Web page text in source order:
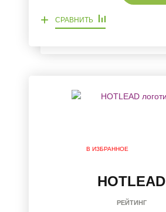
+ СРАВНИТЬ
В ИЗБРАННОЕ
HOTLEAD
РЕЙТИНГ